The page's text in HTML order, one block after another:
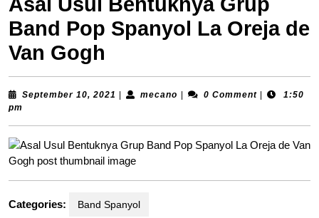
Band Pop Spanyol La Oreja de
Van Gogh
September 10, 2021 September
mecano mecano0 Comment
1:50
pm
Categories: Band Spanyol